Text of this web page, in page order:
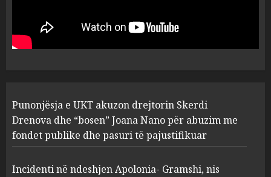
1
“bosen” Joana Nano për
abuzim me fondet publike dhe
pasuri të pajustifikuar
2
Apolonia- Gramshi, nis
procedim penal për Koço
Kokëdhimën (VIDEO)
MARCH 27, 2025
Punonjësja e UKT akuzon drejtorin Skerdi
Drenova dhe “bosen” Joana Nano për abuzim me
fondet publike dhe pasuri të pajustifikuar
Incidenti në ndeshjen Apolonia- Gramshi, nis